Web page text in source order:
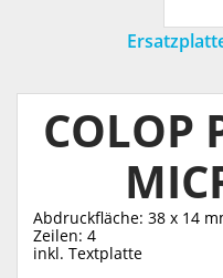
COLOP
Abdruckfläche: 38 x 14
Zeilen: 4
inkl. Textplatte